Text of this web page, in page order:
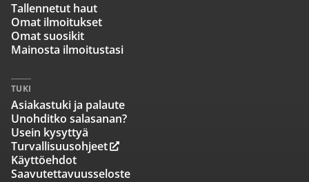
Tallennetut haut
Omat ilmoitukset
Omat suosikit
Mainosta ilmoitustasi
TUKI
Asiakastuki ja palaute
Unohditko salasanan?
Usein kysyttyä
Turvallisuusohjeet
Käyttöehdot
Saavutettavuusseloste